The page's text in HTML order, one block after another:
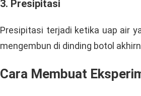
3. Presipitasi
Presipitasi terjadi ketika uap air
mengembun di dinding botol
Cara Membuat